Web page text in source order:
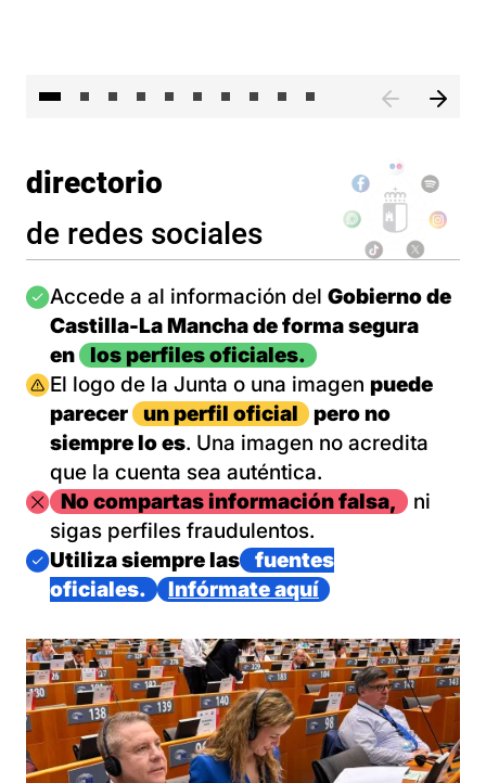
directorio
de redes sociales
Imagen
Accede a al información del Gobierno de
Castilla-La Mancha de forma segura
en
los perfiles oficiales.
Imagen
El logo de la Junta o una imagen puede
parecer
un perfil oficial
pero no
siempre lo es. Una imagen no acredita
que la cuenta sea auténtica.
ImagenNo compartas información falsa,
ni
sigas perfiles fraudulentos.
Imagen
Utiliza siempre las
fuentes
oficiales.
Infórmate aquí